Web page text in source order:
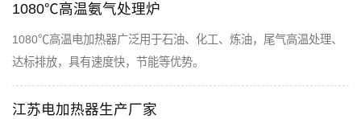
1080℃高温氨气处理炉
1080℃高温电加热器广泛用于石油、化工、炼油，尾气高温处理、
达标排放，具有速度快，节能等优势。
江苏电加热器生产厂家